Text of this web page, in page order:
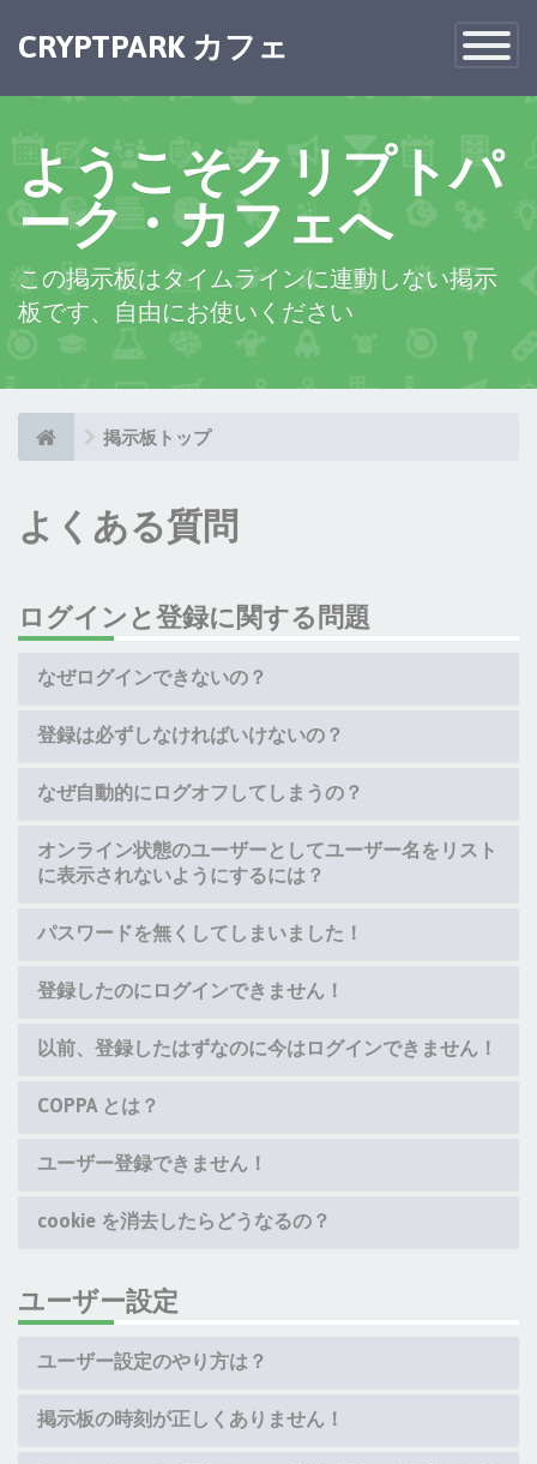
Toggle
CRYPTPARK カフェ ×
ようこそクリプトパ
ーク・カフェへ
この掲示板はタイムラインに連動しない掲示
板です、自由にお使いください
掲示板トップ
よくある質問
ログインと登録に関する問題
なぜログインできないの？
登録は必ずしなければいけないの？
なぜ自動的にログオフしてしまうの？
オンライン状態のユーザーとしてユーザー名をリスト
に表示されないようにするには？
パスワードを無くしてしまいました！
登録したのにログインできません！
以前、登録したはずなのに今はログインできません！
COPPA とは？
ユーザー登録できません！
cookie を消去したらどうなるの？
ユーザー設定
ユーザー設定のやり方は？
掲示板の時刻が正しくありません！